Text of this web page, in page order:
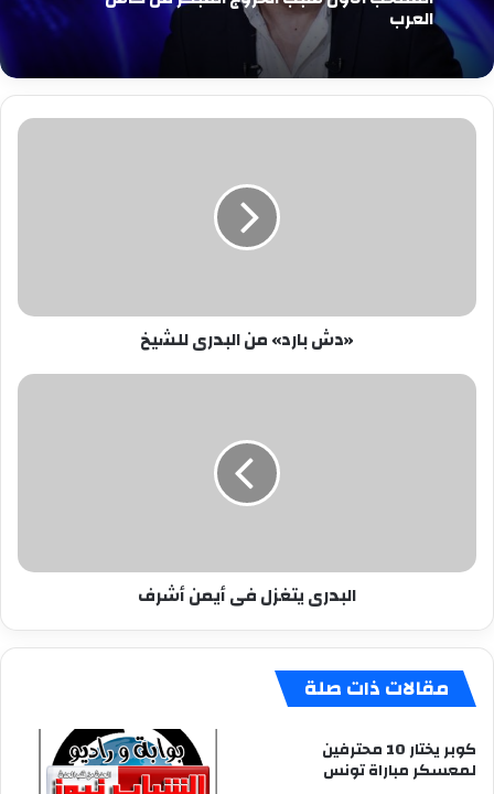
العرب
«دش
«دش بارد» من البدرى للشيخ
البدرى
البدرى يتغزل فى أيمن أشرف
مقالات ذات صلة
كوبر يختار 10 محترفين
لمعسكر مباراة تونس